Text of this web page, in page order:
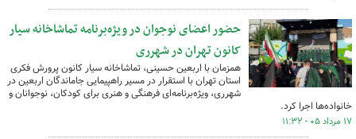
حضور اعضای نوجوان در ویژه‌برنامه تماشاخانه سیار
کانون تهران در شهرری
همزمان با اربعین حسینی، تماشاخانه سیار کانون پرورش فکری
استان تهران با استقرار در مسیر راهپیمایی جاماندگان اربعین در
شهرری، ویژه‌برنامه‌ای فرهنگی و هنری برای کودکان، نوجوانان و
خانواده‌ها اجرا کرد.
۱۷ مرداد ۰۵ - ۱۱:۳۲